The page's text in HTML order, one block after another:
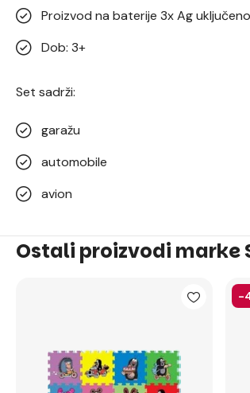
Proizvod na baterije 3x Ag
Dob: 3+
Set sadrži:
garažu
automobile
avion
Ostali proizvodi marke
-